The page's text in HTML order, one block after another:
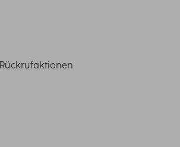
Rückrufaktionen